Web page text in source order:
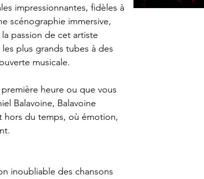
impressionnantes, fidèles à
scénographie immersive,
passion de cet artiste
plus grands tubes à des
musicale.
heure ou que vous
Balavoine, Balavoine
hors du temps, où émotion,
inoubliable des chansons